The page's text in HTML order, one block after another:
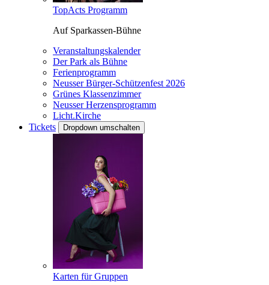
TopActs Programm
Auf Sparkassen-Bühne
Veranstaltungskalender
Der Park als Bühne
Ferienprogramm
Neusser Bürger-Schützenfest 2026
Grünes Klassenzimmer
Neusser Herzensprogramm
Licht.Kirche
Tickets
Dropdown umschalten
Karten für Gruppen